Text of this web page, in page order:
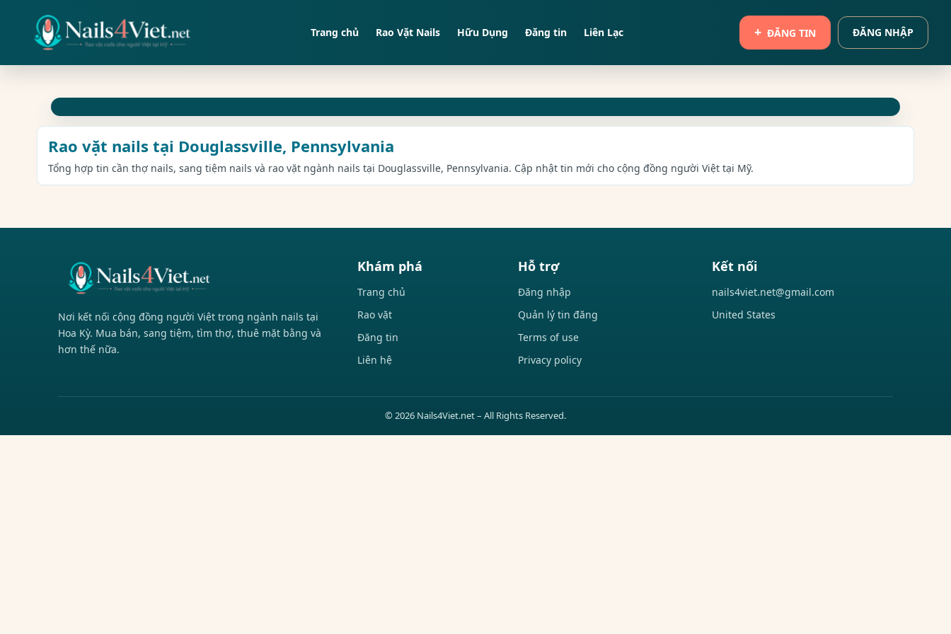
Trang chủ Rao Vặt Nails Hữu Dụng Đăng tin Liên Lạc ĐĂNG TIN ĐĂNG NHẬP
Rao vặt nails tại Douglassville, Pennsylvania
Tổng hợp tin cần thợ nails, sang tiệm nails và rao vặt ngành nails tại Douglassville, Pennsylvania. Cập nhật tin mới cho cộng đồng người Việt tại Mỹ.
Nơi kết nối cộng đồng người Việt trong ngành nails tại
Hoa Kỳ. Mua bán, sang tiệm, tìm thợ, thuê mặt bằng và
hơn thế nữa.
Khám phá
Trang chủ
Rao vặt
Đăng tin
Liên hệ
Hỗ trợ
Đăng nhập
Quản lý tin đăng
Terms of use
Privacy policy
Kết nối
nails4viet.net@gmail.com
United States
© 2026 Nails4Viet.net – All Rights Reserved.